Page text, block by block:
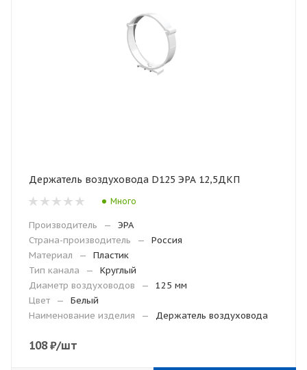
Держатель воздуховода D125 ЭРА 12,5ДКП
Много
Производитель —
ЭРА
Страна-производитель
—
Россия
Материал
—
Пластик
Тип канала
—
Круглый
Диаметр воздуховодов
—
125 мм
Цвет
—
Белый
Наименование изделия
— Держатель воздуховода
108₽/шт